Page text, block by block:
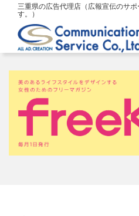
三重県の広告代理店（広報宣伝のサ
す。）